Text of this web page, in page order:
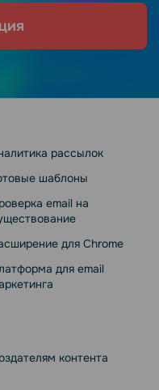
рассылок
шаблоны
email на
для Chrome
для email
контента